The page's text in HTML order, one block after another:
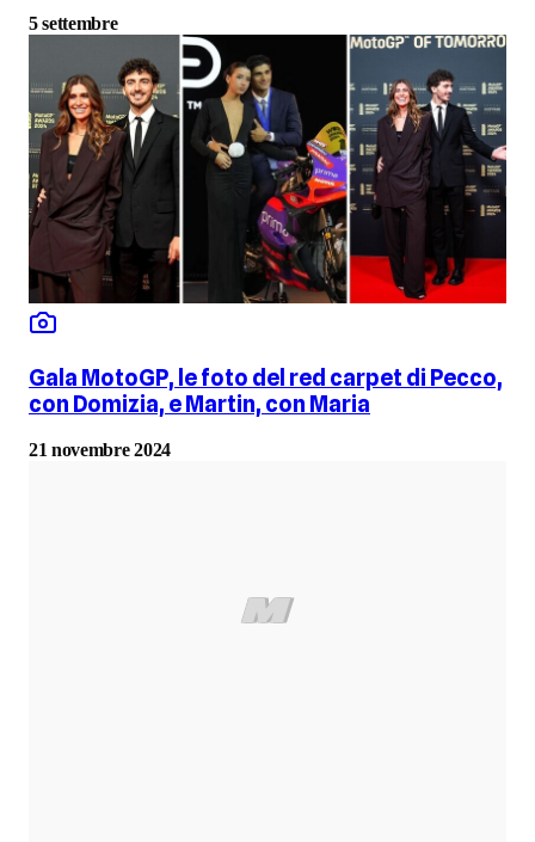
5 settembre
Gala MotoGP, le foto del red carpet di Pecco,
con Domizia, e Martin, con Maria
21 novembre 2024